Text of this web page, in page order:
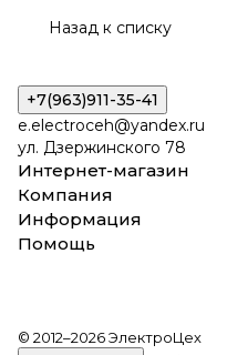
Назад к списку
+7(963)911-35-41
e.electroceh@yandex.ru
ул. Дзержинского 78
Интернет-магазин
Компания
Информация
Помощь
© 2012–2026 ЭлектроЦех